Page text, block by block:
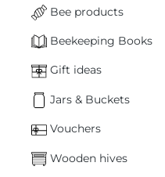
Bee products
Beekeeping Books
Gift ideas
Jars & Buckets
Vouchers
Wooden hives